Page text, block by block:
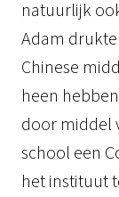
natuurlijk
Adam
Chinese
heen
door middel
school een
het instituut